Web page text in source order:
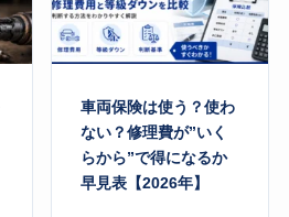
車両保険は使う？使わ
ない？修理費が”いく
らから”で得になるか
早見表【2026年】